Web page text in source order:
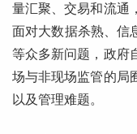
量汇聚、交易和流通
面对大数据杀熟、信
等众多新问题，政府
场与非现场监管的局
以及管理难题。